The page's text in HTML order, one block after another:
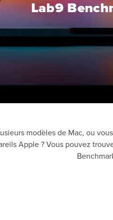
Lab9
modèles de Mac, ou
Apple ? Vous pouvez